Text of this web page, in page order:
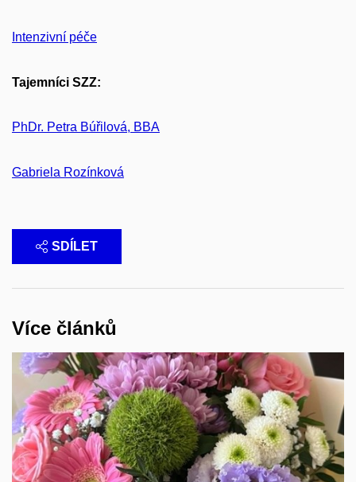
Intenzivní péče
Tajemníci SZZ:
PhDr. Petra Búřilová, BBA
Gabriela Rozínková
SDÍLET
Více článků